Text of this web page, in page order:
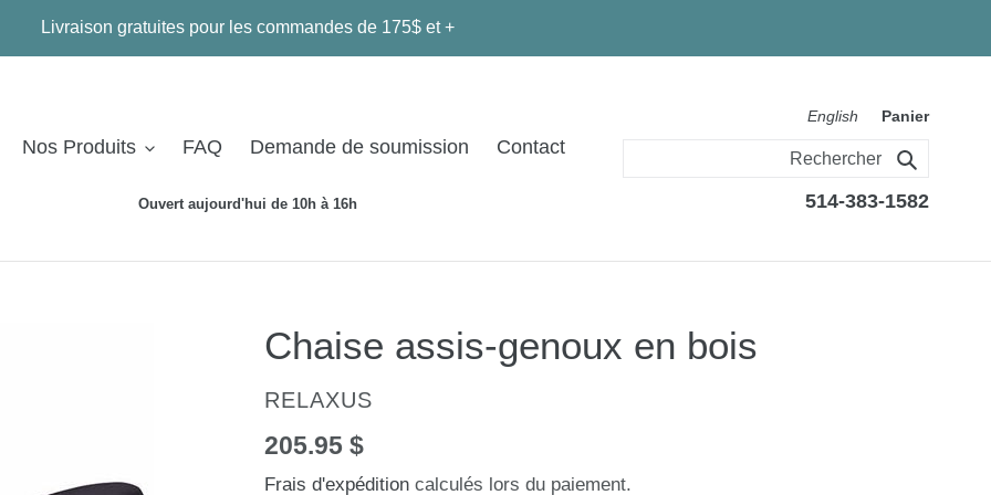
Livraison gratuites pour les commandes de 175$ et +
Nos Produits FAQ Demande de soumission Contact
Ouvert aujourd'hui de 10h à 16h
English Panier
Rechercher
514-383-1582
Chaise assis-genoux en bois
DISTRIBUTEUR
RELAXUS
Prix
normal
205.95 $
Frais d'expédition calculés lors du paiement.